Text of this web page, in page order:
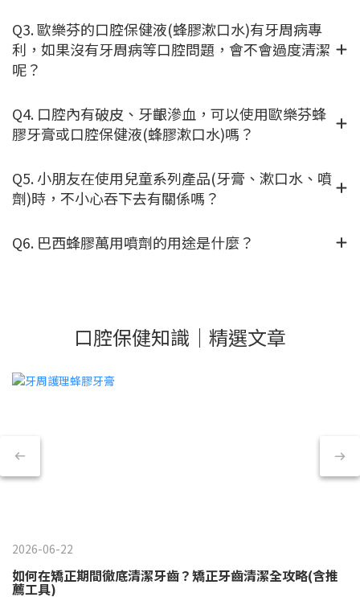
Q3. 歐樂芬的口腔保健液(蜂膠漱口水)有牙周病專
利，如果沒有牙周病等口腔問題，會不會過度清潔
呢？
Q4. 口腔內有破皮、牙齦滲血，可以使用歐樂芬蜂
膠牙膏或口腔保健液(蜂膠漱口水)嗎？
Q5. 小朋友在使用兒童系列產品(牙膏、漱口水、噴
劑)時，不小心吞下去有關係嗎？
Q6. 巴西蜂膠萬用噴劑的用途是什麼？
口腔保健知識｜精選文章
2026-06-22
如何在矯正期間徹底清潔牙齒？矯正牙齒清潔全攻略(含推
薦工具)